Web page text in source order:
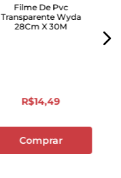
Filme De Pvc
Transparente Wyda
28Cm X 30M
R$14,49
Comprar